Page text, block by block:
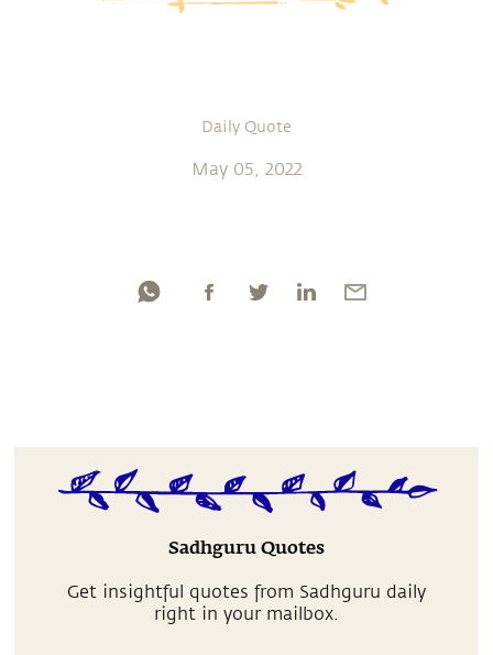
Daily Quote
May 05, 2022
Sadhguru Quotes
Get insightful quotes from Sadhguru daily
right in your mailbox.